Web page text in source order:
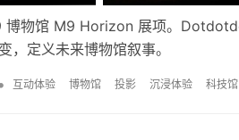
博物馆 M9 Horizon 展项。
，定义未来博物馆叙事。
互动体验 博物馆 投影 沉浸体验 科技馆